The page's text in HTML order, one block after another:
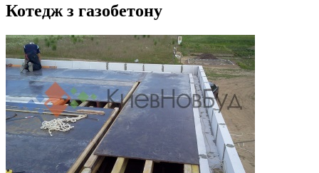
Котедж з газобетону